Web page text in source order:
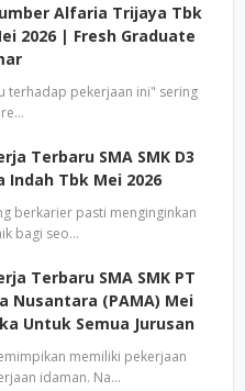
Alfaria Trijaya Tbk
2026 | Fresh Graduate
terhadap pekerjaan ini" sering
Terbaru SMA SMK D3
Indah Tbk Mei 2026
berkarier pasti menginginkan
bagi seo…
Terbaru SMA SMK PT
Nusantara (PAMA) Mei
Untuk Semua Jurusan
memiliki pekerjaan
idaman. Na…